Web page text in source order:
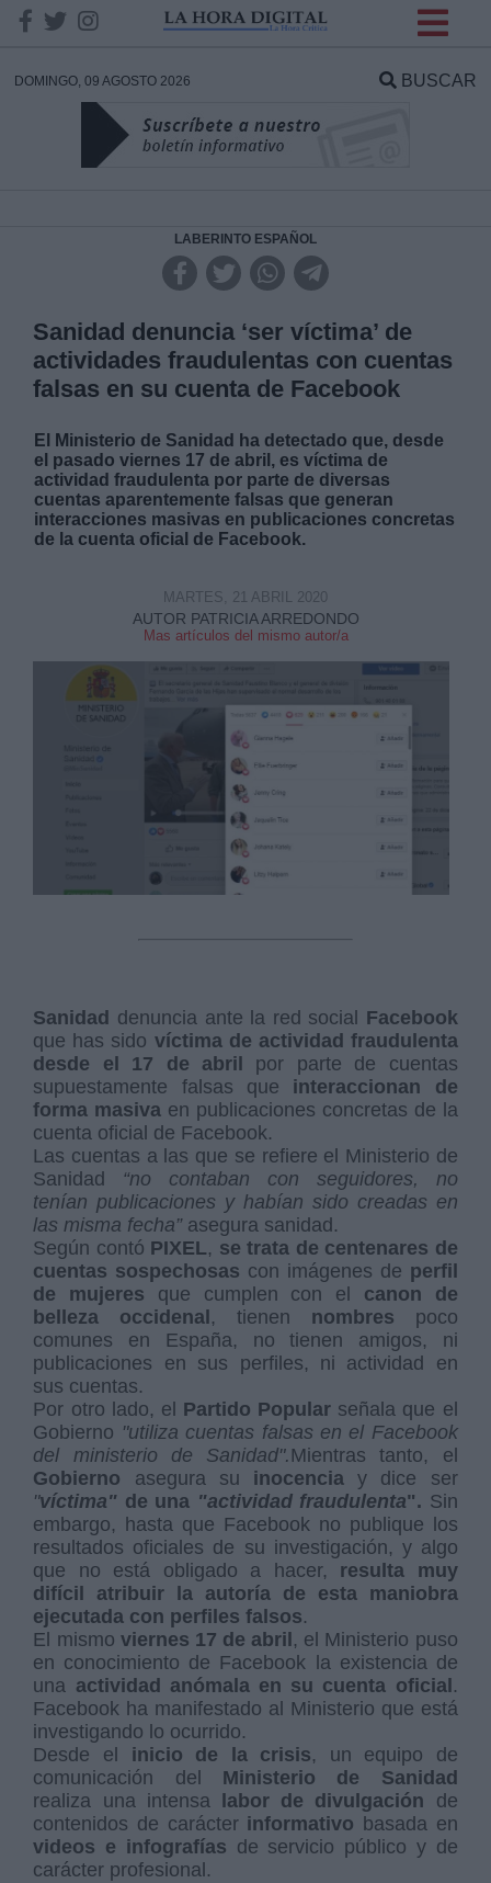
DOMINGO, 09 AGOSTO 2026 BUSCAR
LABERINTO ESPAÑOL
Sanidad denuncia ‘ser víctima’ de
actividades fraudulentas con cuentas
falsas en su cuenta de Facebook
El Ministerio de Sanidad ha detectado que, desde
el pasado viernes 17 de abril, es víctima de
actividad fraudulenta por parte de diversas
cuentas aparentemente falsas que generan
interacciones masivas en publicaciones concretas
de la cuenta oficial de Facebook.
AUTOR PATRICIA ARREDONDO
Mas artículos del mismo autor/a
MARTES, 21 ABRIL 2020
Sanidad denuncia ante la red social Facebook
que has sido víctima de actividad fraudulenta
desde el 17 de abril por parte de cuentas
supuestamente falsas que interaccionan de
forma masiva en publicaciones concretas de la
cuenta oficial de Facebook.
Las cuentas a las que se refiere el Ministerio de
Sanidad “no contaban con seguidores, no
tenían publicaciones y habían sido creadas en
las misma fecha” asegura sanidad.
Según contó PIXEL, se trata de centenares de
cuentas sospechosas con imágenes de perfil
de mujeres que cumplen con el canon de
belleza occidenal , tienen nombres poco
comunes en España, no tienen amigos, ni
publicaciones en sus perfiles, ni actividad en
sus cuentas.
Por otro lado, el Partido Popular señala que el
Gobierno "utiliza cuentas falsas en el Facebook
del ministerio de Sanidad".Mientras tanto, el
Gobierno asegura su inocenciay dice ser
"víctima" de una "actividad fraudulenta". Sin
embargo, hasta que Facebook no publique los
resultados oficiales de su investigación, y algo
que no está obligado a hacer, resulta muy
difícil atribuir la autoría de esta maniobra
ejecutada con perfiles falsos.
El mismo viernes 17 de abril , el Ministerio puso
en conocimiento de Facebook la existencia de
una actividad anómala en su cuenta oficial .
Facebook ha manifestado al Ministerio que está
investigando lo ocurrido.
Desde el inicio de la crisis, un equipo de
comunicación del Ministerio de Sanidad
realiza una intensa
labor de divulgación de
contenidos de carácter informativo basada en
videos e infografías de servicio público y de
carácter profesional.
DATOS
Responsable:
Legitimación:
Destinatarios: